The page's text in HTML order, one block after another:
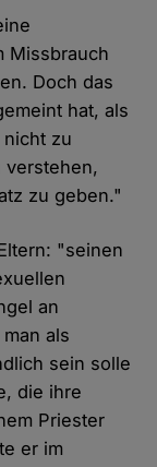
Missbrauch
Doch das
hat, als
zu
verstehen,
zu geben."
"seinen
an
als
sein solle
die ihre
Priester
er im